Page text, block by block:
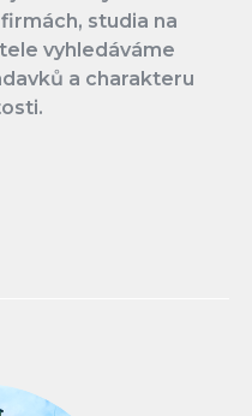
studia na
vyhledáváme
a charakteru